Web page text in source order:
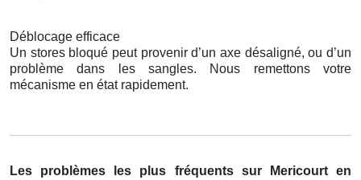
Déblocage efficace
Un stores bloqué peut provenir d’un axe désaligné, ou d’un
problème dans les sangles. Nous remettons votre
mécanisme en état rapidement.
Les problèmes les plus fréquents sur Mericourt en